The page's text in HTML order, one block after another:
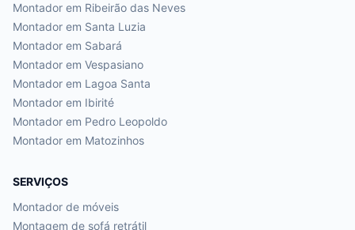
Montador em Ribeirão das Neves
Montador em Santa Luzia
Montador em Sabará
Montador em Vespasiano
Montador em Lagoa Santa
Montador em Ibirité
Montador em Pedro Leopoldo
Montador em Matozinhos
SERVIÇOS
Montador de móveis
Montagem de sofá retrátil